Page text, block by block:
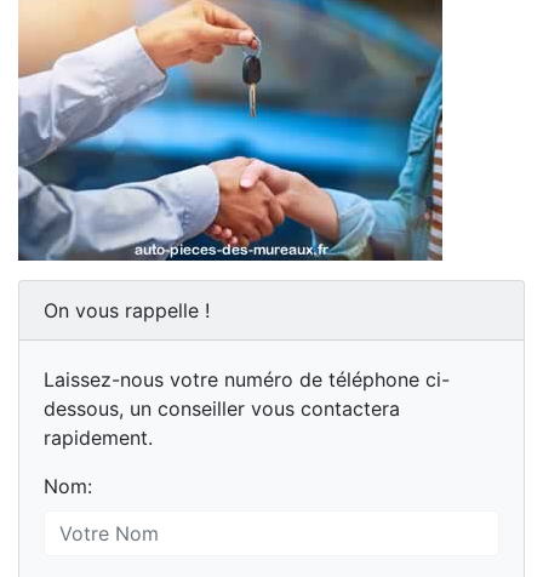
On vous rappelle !
Laissez-nous votre numéro de téléphone ci-
dessous, un conseiller vous contactera
rapidement.
Nom: